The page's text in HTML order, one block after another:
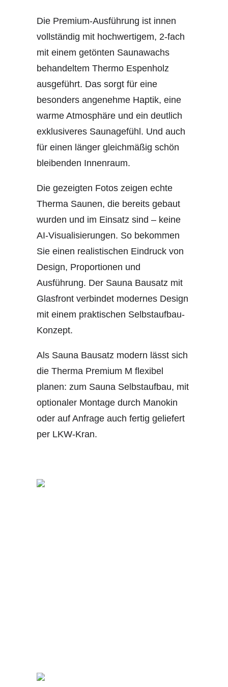
Die Premium-Ausführung ist innen
vollständig mit hochwertigem, 2-fach
mit einem getönten Saunawachs
behandeltem Thermo Espenholz
ausgeführt. Das sorgt für eine
besonders angenehme Haptik, eine
warme Atmosphäre und ein deutlich
exklusiveres Saunagefühl. Und auch
für einen länger gleichmäßig schön
bleibenden Innenraum.
Die gezeigten Fotos zeigen echte
Therma Saunen, die bereits gebaut
wurden und im Einsatz sind – keine
AI-Visualisierungen. So bekommen
Sie einen realistischen Eindruck von
Design, Proportionen und
Ausführung. Der Sauna Bausatz mit
Glasfront verbindet modernes Design
mit einem praktischen Selbstaufbau-
Konzept.
Als Sauna Bausatz modern lässt sich
die Therma Premium M flexibel
planen: zum Sauna Selbstaufbau, mit
optionaler Montage durch Manokin
oder auf Anfrage auch fertig geliefert
per LKW-Kran.